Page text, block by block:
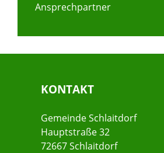
Ansprechpartner
KONTAKT
Gemeinde Schlaitdorf
Hauptstraße 32
72667 Schlaitdorf